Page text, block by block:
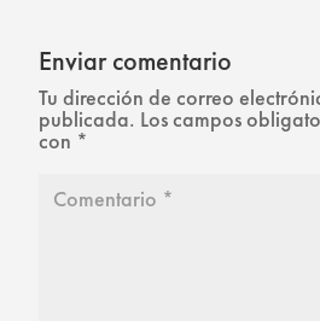
Enviar comentario
Tu dirección de correo
publicada. Los campos
con *